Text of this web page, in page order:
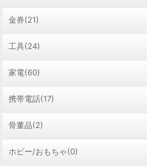
金券(21)
工具(24)
家電(60)
携帯電話(17)
骨董品(2)
ホビー/おもちゃ(0)